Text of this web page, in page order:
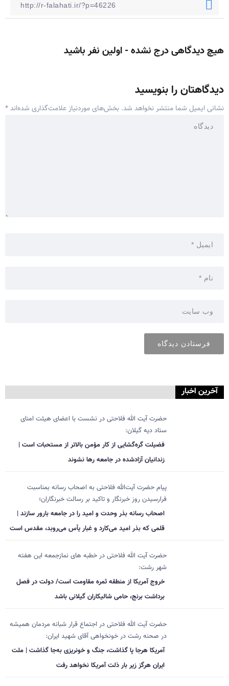
هیچ دیدگاهی درج نشده - اولین نفر باشید
دیدگاهتان را بنویسید
نشانی ایمیل شما منتشر نخواهد شد. بخش‌های موردنیاز علامت‌گذاری شده‌اند*
آخرین اخبار
حضرت آیت الله فلاحتی در نشست با اعضای هیئت امنای
ستاد دیه گیلان:
فضیلت گره‌گشایی از کار مؤمن بالاتر از مستحبات است |
زندانیان آزادشده در جامعه رها نشوند
پیام حضرت آیت‌الله فلاحتی به اصحاب رسانه بمناسبت
فرارسیدن روز خبرنگار و تاکید بر رسالت خبرنگاران؛
اصحاب رسانه بذر وحدت و امید را در جامعه بارور سازند |
قلمی که بذر امید می‌کارد و غبار یأس می‌روبد، مقدس است
حضرت آیت الله فلاحتی در خطبه های نمازجمعه این هفته
شهر رشت:
خروج آمریکا از منطقه ثمره مقاومت است/ دولت در فصل
برداشت برنج، حامی شالیکاران گیلانی باشد
حضرت آیت الله فلاحتی در اجتماع قرار شبانه مردمان همیشه
در صحنه رشت در خونخواهی آقای شهید ایران:
آمریکا هرجا پا گذاشت، جنگ و خونریزی به‌جا گذاشت | ملت
ایران هرگز زیر بار ذلت آمریکا نخواهد رفت